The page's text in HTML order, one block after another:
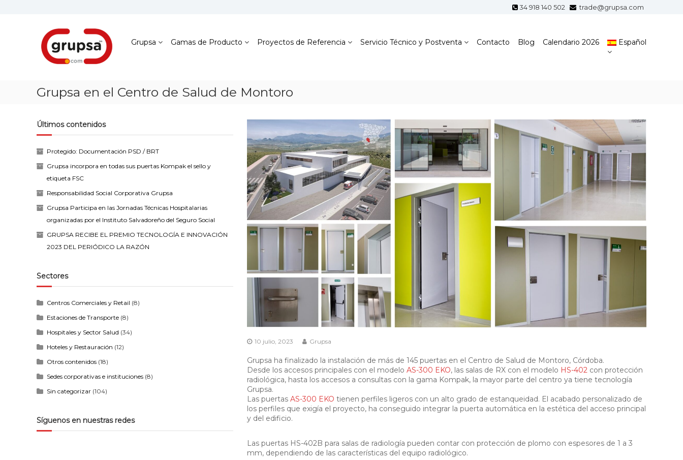
34 918 140 502 trade@grupsa.com
Grupsa
Accesos
que
conectan
personas
Grupsa Gamas de Producto Proyectos de Referencia Servicio Técnico y Postventa Contacto Blog Calendario 2026 Español
Grupsa en el Centro de Salud de Montoro
10 julio, 2023 Grupsa
Grupsa ha finalizado la instalación de más de 145 puertas en el Centro de Salud de Montoro, Córdoba.
Desde los accesos principales con el modelo AS-300 EKO, las salas de RX con el modelo HS-402 con protección
radiológica, hasta los accesos a consultas con la gama Kompak, la mayor parte del centro ya tiene tecnología
Grupsa.
Las puertas AS-300 EKO tienen perfiles ligeros con un alto grado de estanqueidad. El acabado personalizado de
los perfiles que exigía el proyecto, ha conseguido integrar la puerta automática en la estética del acceso principal
y del edificio.
Las puertas HS-402B para salas de radiología pueden contar con protección de plomo con espesores de 1 a 3
mm, dependiendo de las características del equipo radiológico.
Últimos contenidos
Protegido: Documentación PSD / BRT
Grupsa incorpora en todas sus puertas Kompak el sello y
etiqueta FSC
Responsabilidad Social Corporativa Grupsa
Grupsa Participa en las Jornadas Técnicas Hospitalarias
organizadas por el Instituto Salvadoreño del Seguro Social
GRUPSA RECIBE EL PREMIO TECNOLOGÍA E INNOVACIÓN
2023 DEL PERIÓDICO LA RAZÓN
Sectores
Centros Comerciales y Retail (8)
Estaciones de Transporte (8)
Hospitales y Sector Salud (34)
Hoteles y Restauración (12)
Otros contenidos (18)
Sedes corporativas e instituciones (8)
Sin categorizar (104)
Síguenos en nuestras redes